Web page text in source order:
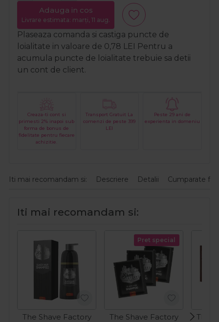
Adauga in cos
Livrare estimata: marți, 11 aug.
Plaseaza comanda si castiga puncte de
loialitate in valoare de 0,78 LEI Pentru a
acumula puncte de loialitate trebuie sa detii
un cont de client.
Creaza-ti cont si
primesti 2% inapoi sub
forma de bonus de
fidelitate pentru fiecare
achizitie.
Transport Gratuit La
comenzi de peste 399
LEI
Peste 29 ani de
experienta in domeniu
Iti mai recomandam si: Descriere Detalii Cumparate
Iti mai recomandam si:
The Shave Factory
Pret special
The Shave Factory
The